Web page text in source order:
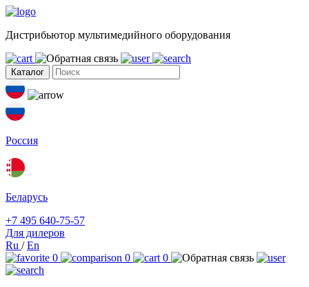
Дистрибьютор мультимедийного оборудования
Каталог
Россия
Беларусь
+7 495 640-75-57
Для дилеров
Ru /En
0
0 0